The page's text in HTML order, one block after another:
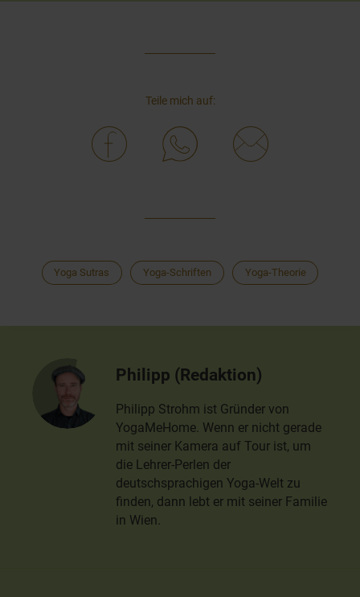
Teile mich auf:
Yoga Sutras Yoga-Schriften Yoga-Theorie
Philipp (Redaktion)
Philipp Strohm ist Gründer von
YogaMeHome. Wenn er nicht gerade
mit seiner Kamera auf Tour ist, um
die Lehrer-Perlen der
deutschsprachigen Yoga-Welt zu
finden, dann lebt er mit seiner Familie
in Wien.